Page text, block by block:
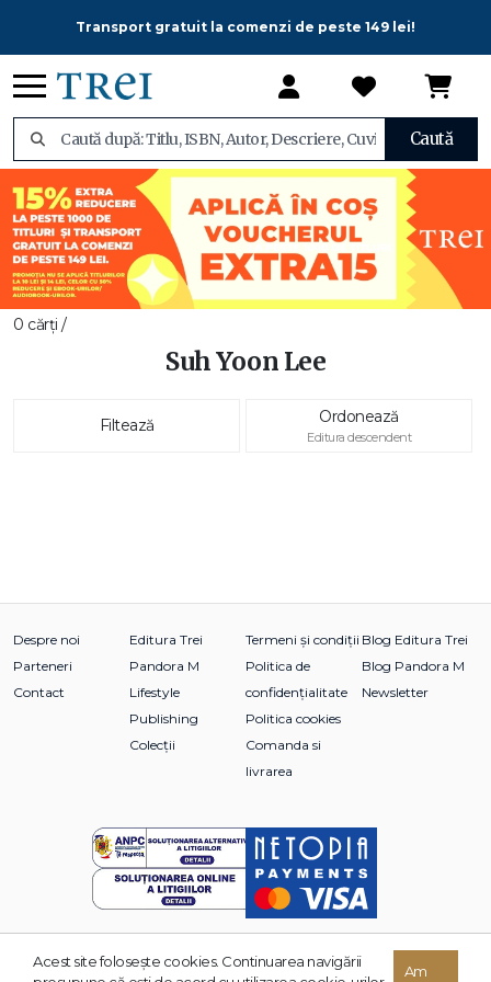
Transport gratuit la comenzi de peste 149 lei!
Caută
0 cărți /
Suh Yoon Lee
Filtează Ordonează
Editura descendent
Despre noi
Parteneri
Contact
Editura Trei
Pandora M
Lifestyle
Publishing
Colecții
Termeni și condiții
Politica de
confidențialitate
Politica cookies
Comanda si
livrarea
Blog Editura Trei
Blog Pandora M
Newsletter
© 2026 Grupul Editorial TREI. Toate drepturile rezervate.
Acest site foloseşte cookies. Continuarea navigării
Am